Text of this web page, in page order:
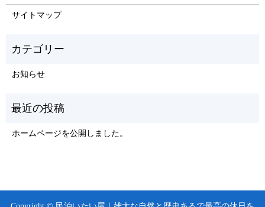
サイトマップ
お知らせ
ホームページを公開しました。